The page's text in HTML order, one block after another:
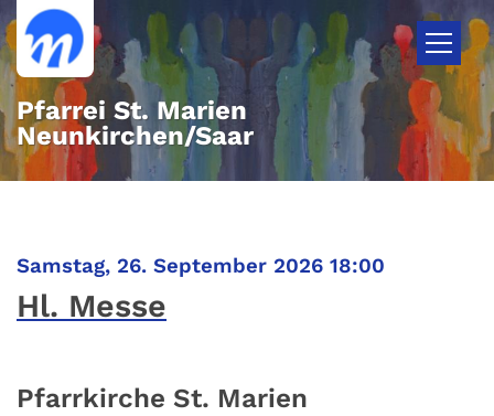
Zum Inhalt springen
Pfarrei St. Marien
Neunkirchen/Saar
Samstag, 26. September 2026 18:00
Hl. Messe
Pfarrkirche St. Marien